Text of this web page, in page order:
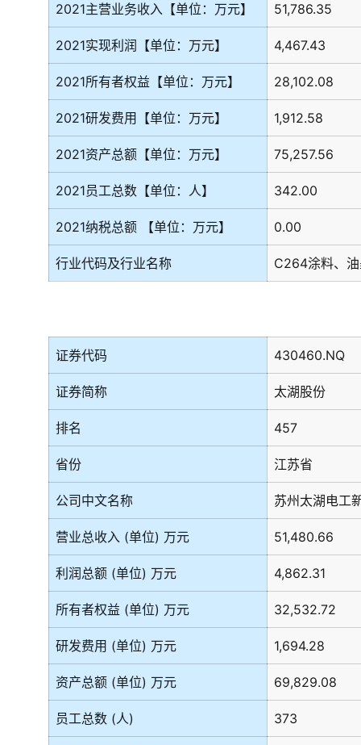
2021主营业务收入【单位：万元】 51,786.35
2021实现利润【单位：万元】 4,467.43
2021所有者权益【单位：万元】 28,102.08
2021研发费用【单位：万元】 1,912.58
2021资产总额【单位：万元】 75,257.56
2021员工总数【单位：人】 342.00
2021纳税总额 【单位：万元】 0.00
行业代码及行业名称 C264涂料、
证券代码 430460.NQ
证券简称 太湖股份
排名 457
省份 江苏省
公司中文名称 苏州太湖电工
营业总收入 (单位) 万元 51,480.66
利润总额 (单位) 万元 4,862.31
所有者权益 (单位) 万元 32,532.72
研发费用 (单位) 万元 1,694.28
资产总额 (单位) 万元 69,829.08
员工总数 (人) 373